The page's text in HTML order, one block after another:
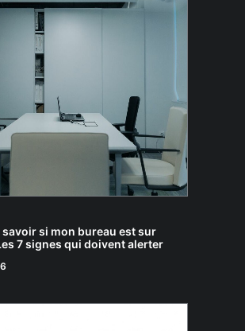
si mon bureau est sur
7 signes qui doivent alerter